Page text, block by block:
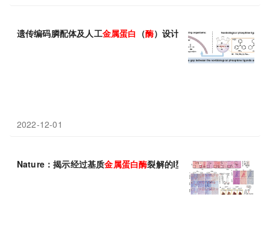
遗传编码膦配体及人工金属蛋白 （酶）设计研究中获进展
2022-12-01
Nature：揭示经过基质金属蛋白酶裂解的I型胶原蛋白促进胰腺癌